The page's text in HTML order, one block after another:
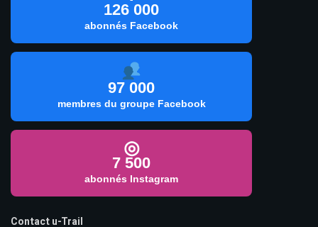
126 000
abonnés Facebook
97 000
membres du groupe Facebook
◎
7 500
abonnés Instagram
Contact u-Trail